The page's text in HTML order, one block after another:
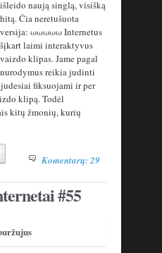
išleido naują singlą, visišką
hitą. Čia neretušuota
versija: ωωωωω Internetus
šįkart laimi interaktyvus
vaizdo klipas. Jame pagal
nurodymus reikia judinti
fiksuojami ir per
klipą. Todėl
kitų žmonių, kurių
Komentarų: 29
#55